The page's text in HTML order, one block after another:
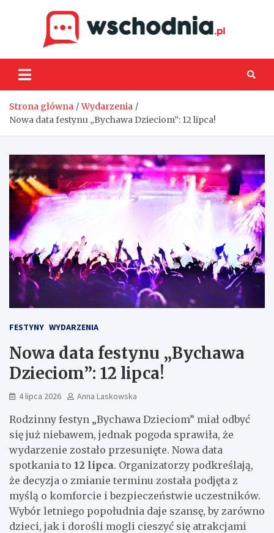
Strona główna
Wydarzenia
Nowa data festynu „Bychawa Dzieciom”: 12 lipca!
FESTYNY WYDARZENIA
Nowa data festynu „Bychawa
Dzieciom”: 12 lipca!
4 lipca 2026 Anna Laskowska
Rodzinny festyn „Bychawa Dzieciom” miał odbyć
się już niebawem, jednak pogoda sprawiła, że
wydarzenie zostało przesunięte. Nowa data
spotkania to 12 lipca. Organizatorzy podkreślają,
że decyzja o zmianie terminu została podjęta z
myślą o komforcie i bezpieczeństwie uczestników.
Wybór letniego popołudnia daje szansę, by zarówno
dzieci, jak i dorośli mogli cieszyć się atrakcjami